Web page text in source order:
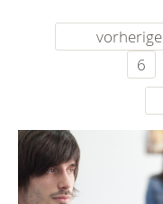
vorherige
6